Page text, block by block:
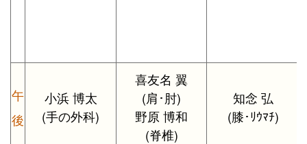
午
後
小浜 博太
(手の外科)
喜友名 翼
(肩･肘)
野原 博和
(脊椎)
知念 弘
(膝･ﾘｳﾏﾁ)